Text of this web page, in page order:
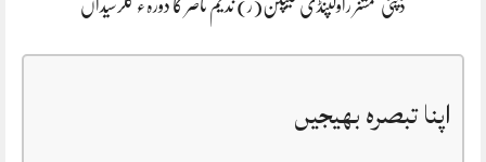
ڈپٹی کمشنر راولپنڈی کیپٹن(ر) ندیم ناصر کا دورہء کلرسیداں
اپنا تبصرہ بھیجیں